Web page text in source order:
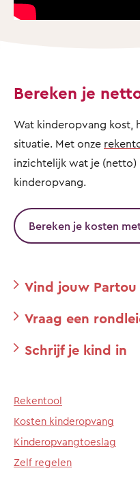
Bereken je
Wat kinderopvang kost,
situatie. Met onze
inzichtelijk wat je (netto)
kinderopvang.
Bereken je kosten
Vind jouw Partou
Vraag een
Schrijf je kind in
Rekentool
Kosten kinderopvang
Kinderopvangtoeslag
Zelf regelen